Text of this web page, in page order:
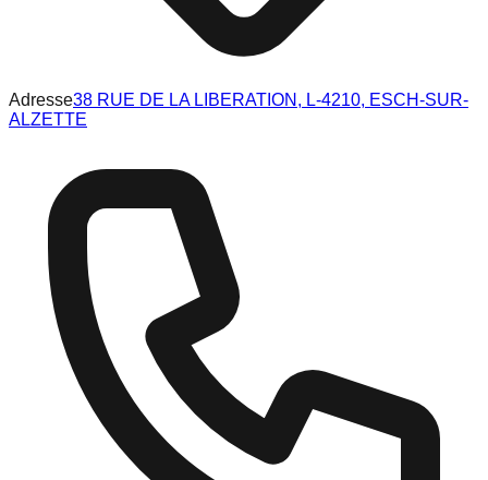
Adresse38 RUE DE LA LIBERATION, L-4210, ESCH-SUR-
ALZETTE